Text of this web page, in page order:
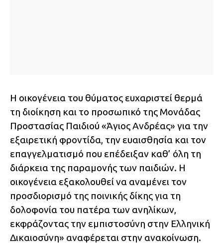
Η οικογένεια του θύματος ευχαριστεί θερμά
τη διοίκηση και το προσωπικό της Μονάδας
Προστασίας Παιδιού «Άγιος Ανδρέας» για την
εξαιρετική φροντίδα, την ευαισθησία και τον
επαγγελματισμό που επέδειξαν καθ’ όλη τη
διάρκεια της παραμονής των παιδιών. Η
οικογένεια εξακολουθεί να αναμένει τον
προσδιορισμό της ποινικής δίκης για τη
δολοφονία του πατέρα των ανηλίκων,
εκφράζοντας την εμπιστοσύνη στην Ελληνική
Δικαιοσύνη» αναφέρεται στην ανακοίνωση.